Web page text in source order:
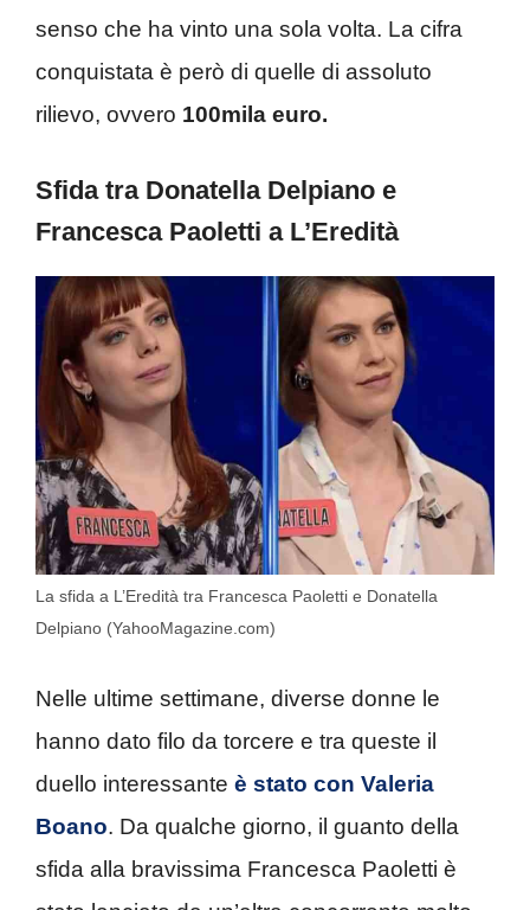
senso che ha vinto una sola volta. La cifra
conquistata è però di quelle di assoluto
rilievo, ovvero 100mila euro.
Sfida tra Donatella Delpiano e
Francesca Paoletti a L’Eredità
La sfida a L’Eredità tra Francesca Paoletti e Donatella
Delpiano (YahooMagazine.com)
Nelle ultime settimane, diverse donne le
hanno dato filo da torcere e tra queste il
duello interessante è stato con Valeria
Boano. Da qualche giorno, il guanto della
sfida alla bravissima Francesca Paoletti è